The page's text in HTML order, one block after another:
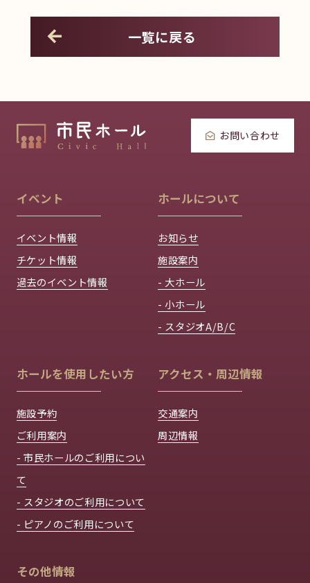
一覧に戻る
お問い合わせ
イベント
イベント情報
チケット情報
過去のイベント情報
ホールについて
お知らせ
施設案内
- 大ホール
- 小ホール
- スタジオA/B/C
ホールを使用したい方
施設予約
ご利用案内
- 市民ホールのご利用につい
て
- スタジオのご利用について
- ピアノのご利用について
アクセス・周辺情報
交通案内
周辺情報
その他情報